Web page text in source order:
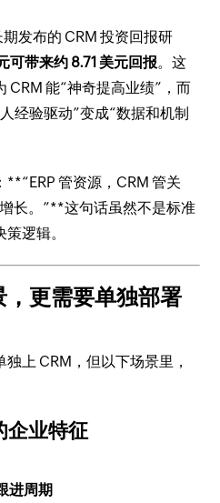
发布的 CRM 投资回报研
可带来约 8.71 美元回报。这
CRM 能“神奇提高业绩”，而
经验驱动”变成“数据和机制
管资源，CRM 管关
长。”**这句话虽然不是标准
逻辑。
，更需要单独部署
上 CRM，但以下场景里，
企业特征
进周期